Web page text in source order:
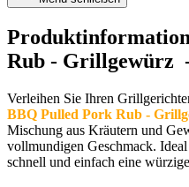
Rub - Grillgewürz
Verleihen Sie Ihren
BBQ Pulled Pork Rub -
Mischung aus Kräutern und
vollmundigen Geschmack.
schnell und einfach eine